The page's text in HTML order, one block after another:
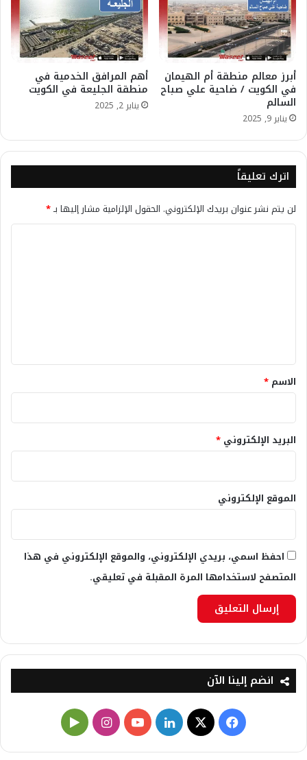
أبرز معالم منطقة أم الهيمان
في الكويت / ضاحية علي صباح
السالم
يناير 9, 2025
أهم المرافق الخدمية في
منطقة الجليعة في الكويت
يناير 2, 2025
اترك تعليقاً
لن يتم نشر عنوان بريدك الإلكتروني. الحقول الإلزامية مشار إليها بـ*
*
الاسم *
البريد الإلكتروني *
الموقع الإلكتروني
احفظ اسمي، بريدي الإلكتروني، والموقع الإلكتروني في هذا
المتصفح لاستخدامها المرة المقبلة في تعليقي.
انضم إلينا الآن
فيسبوك
X لينكدإنيوتيوبانستقرام‏Google
Play